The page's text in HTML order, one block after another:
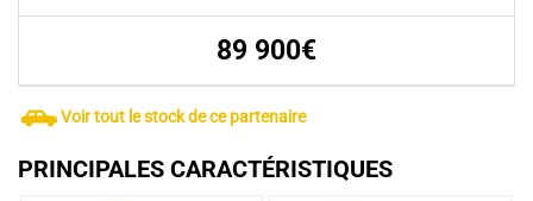
89 900€
Voir tout le stock de ce partenaire
PRINCIPALES CARACTÉRISTIQUES